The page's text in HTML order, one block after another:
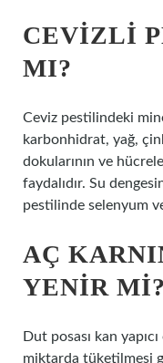
CEVIZLI
MI?
Ceviz pestilindeki
karbonhidrat, yağ,
dokularının ve
faydalıdır. Su
pestilinde selenyum
AÇ
YENIR MI?
Dut posası kan
miktarda tüketilmesi